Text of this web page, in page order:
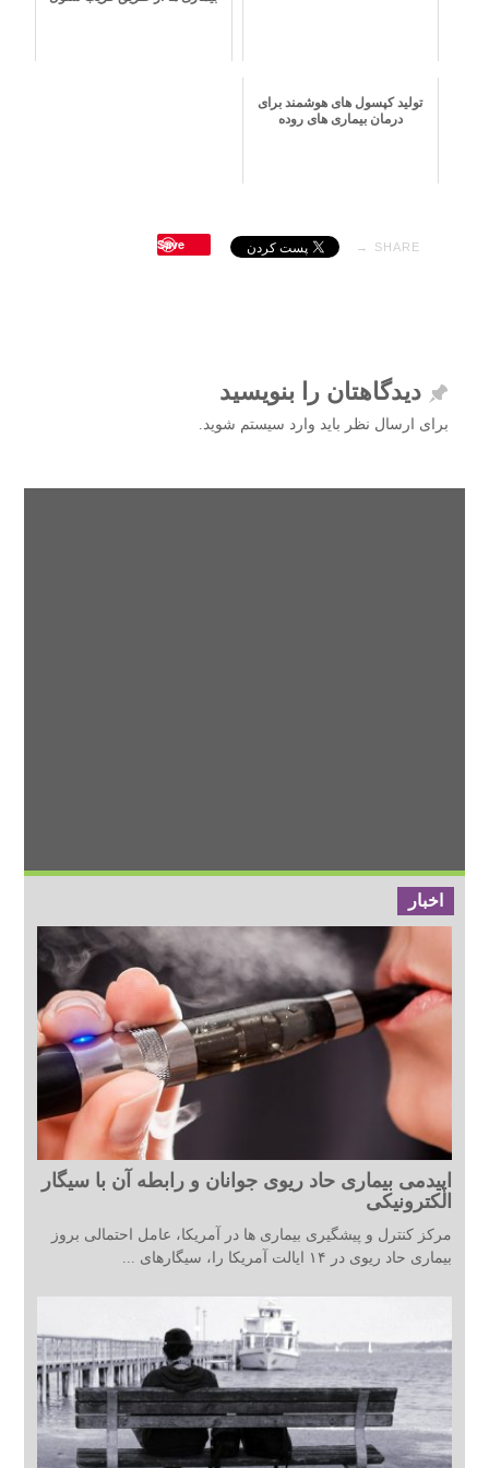
تولید کپسول های هوشمند برای
درمان بیماری های روده
SHARE →
Save
دیدگاهتان را بنویسید
برای ارسال نظر باید وارد سیستم شوید.
اخبار
اپیدمی بیماری حاد ریوی جوانان و رابطه آن با سیگار
الکترونیکی
مرکز کنترل و پیشگیری بیماری ها در آمریکا، عامل احتمالی بروز
بیماری حاد ریوی در ۱۴ ایالت آمریکا را، سیگارهای ...